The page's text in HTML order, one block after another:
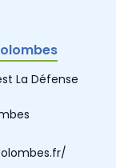
La Défense